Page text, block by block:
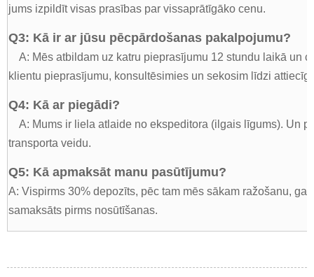
jums izpildīt visas prasības par vissaprātīgāko cenu.
Q3: Kā ir ar jūsu pēcpārdošanas pakalpojumu?
A: Mēs atbildam uz katru pieprasījumu 12 stundu laikā un
klientu pieprasījumu, konsultēsimies un sekosim līdzi
Q4: Kā ar piegādi?
A: Mums ir liela atlaide no ekspeditora (ilgais līgums). Un
transporta veidu.
Q5: Kā apmaksāt manu pasūtījumu?
A: Vispirms 30% depozīts, pēc tam mēs sākam ražošanu,
samaksāts pirms nosūtīšanas.